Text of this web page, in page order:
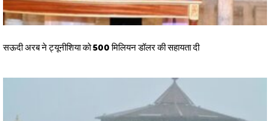
सऊदी अरब ने ट्यूनीशिया को 500 मिलियन डॉलर की सहायता दी